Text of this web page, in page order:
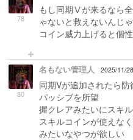
78
もし同期Ⅴが来るなら
ゃないと救えないんじ
コイン威力上げると個
80
名もない管理人 2025/11/
同期Vが追加されたら
パッシブを所望
握クレアみたいにスキ
スキルコインが使えな
みたいなやつが欲しい